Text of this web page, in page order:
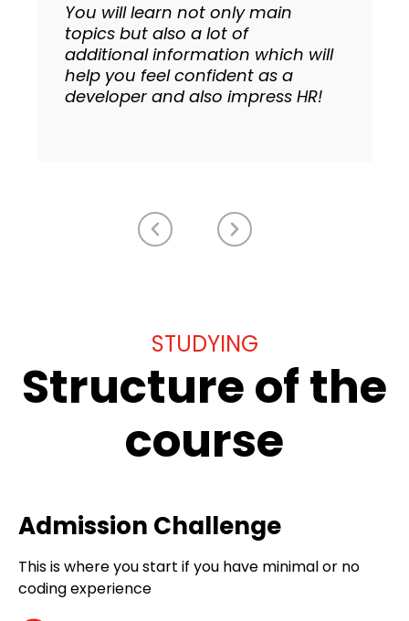
You will learn not only main
topics but also a lot of
additional information which will
help you feel confident as a
developer and also impress HR!
STUDYING
Structure of the
course
Admission Challenge
This is where you start if you have minimal or no
coding experience